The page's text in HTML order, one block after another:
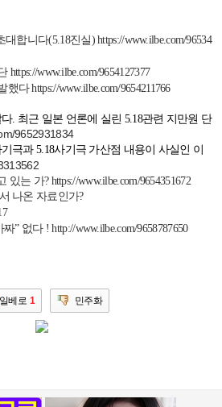
대합니다(5.18진실) https://www.ilbe.com/96534
https://www.ilbe.com/9654127377
했다 https://www.ilbe.com/9654211766
. 최근 일본 언론에 실린 5.18관련 지만원 단
9652931834
극과5.18사기극 가산점 내용이 사실인 이
있는 가? https://www.ilbe.com/9654351672
나온 자료인가?
짜” 없다! http://www.ilbe.com/9658787650
일베로 1 민주화